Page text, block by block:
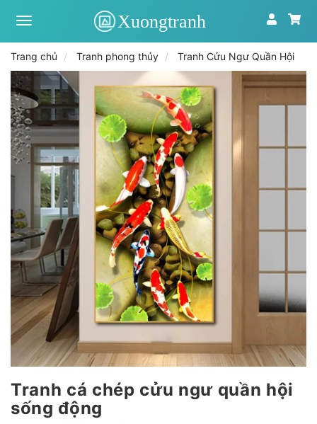
Xưởng
quốc
|
Tranh
treo
tường
theo
yêu
cầu
Trang chủ Tranh phong thủy Tranh Cửu Ngư Quần Hội
Tranh cá chép cửu ngư quần hội
sống động